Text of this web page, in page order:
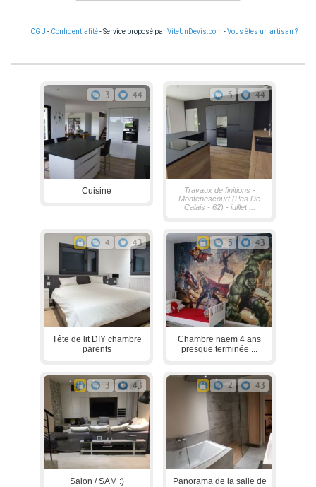
CGU - Confidentialité- Service proposé parViteUnDevis.com -Vous êtes un artisan ?
3 44
Cuisine
5 44
Travaux de finitions -
Montenescourt (Pas De
Calais - 62) - juillet ...
4 43
Tête de lit DIY chambre
parents
5 43
Chambre naem 4 ans
presque terminée ...
3 43
Salon / SAM :)
2 43
Panorama de la salle de